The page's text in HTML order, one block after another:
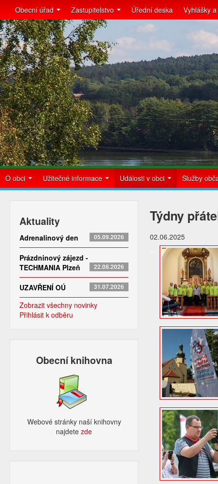
Obecní úřad Zastupitelstvo Úřední deska Vyhlášky
O obci Užitečné informace Události v obci Služby
Aktuality
Adrenalinový den 05.09.2026
Prázdninový zájezd -
TECHMANIA Plzeň
22.08.2026
UZAVŘENÍ OÚ 31.07.2026
Zobrazit všechny novinky
Přihlásit k odběru
Obecní knihovna
Webové stránky naší knihovny
najdetezde​
Týdny
02.06.2025